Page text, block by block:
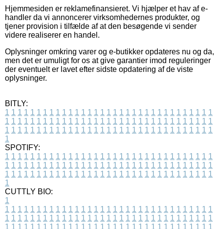
Hjemmesiden er reklamefinansieret. Vi hjælper et hav af e-
handler da vi annoncerer virksomhedernes produkter, og
tjener provision i tilfælde af at den besøgende vi sender
videre realiserer en handel.
Oplysninger omkring varer og e-butikker opdateres nu og da,
men det er umuligt for os at give garantier imod reguleringer
der eventuelt er lavet efter sidste opdatering af de viste
oplysninger.
BITLY:
1 1 1 1 1 1 1 1 1 1 1 1 1 1 1 1 1 1 1 1 1 1 1 1 1 1 1 1 1 1 1 1 1
1 1 1 1 1 1 1 1 1 1 1 1 1 1 1 1 1 1 1 1 1 1 1 1 1 1 1 1 1 1 1 1 1
1 1 1 1 1 1 1 1 1 1 1 1 1 1 1 1 1 1 1 1 1 1 1 1 1 1 1 1 1 1 1 1 1
1
SPOTIFY:
1 1 1 1 1 1 1 1 1 1 1 1 1 1 1 1 1 1 1 1 1 1 1 1 1 1 1 1 1 1 1 1 1
1 1 1 1 1 1 1 1 1 1 1 1 1 1 1 1 1 1 1 1 1 1 1 1 1 1 1 1 1 1 1 1 1
1 1 1 1 1 1 1 1 1 1 1 1 1 1 1 1 1 1 1 1 1 1 1 1 1 1 1 1 1 1 1 1 1
1
CUTTLY BIO:
1
1 1 1 1 1 1 1 1 1 1 1 1 1 1 1 1 1 1 1 1 1 1 1 1 1 1 1 1 1 1 1 1 1
1 1 1 1 1 1 1 1 1 1 1 1 1 1 1 1 1 1 1 1 1 1 1 1 1 1 1 1 1 1 1 1 1
1 1 1 1 1 1 1 1 1 1 1 1 1 1 1 1 1 1 1 1 1 1 1 1 1 1 1 1 1 1 1 1 1